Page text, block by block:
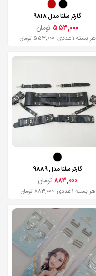
گارتر سلنا مدل 9818
۵۵۳,۰۰۰ تومان
هر بسته 1 عددی: ۵۵۳,۰۰۰ تومان
گارتر سلنا مدل 9889
۸۸۳,۰۰۰ تومان
هر بسته 1 عددی: ۸۸۳,۰۰۰ تومان